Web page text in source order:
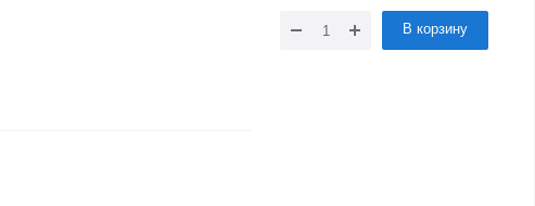
В корзину